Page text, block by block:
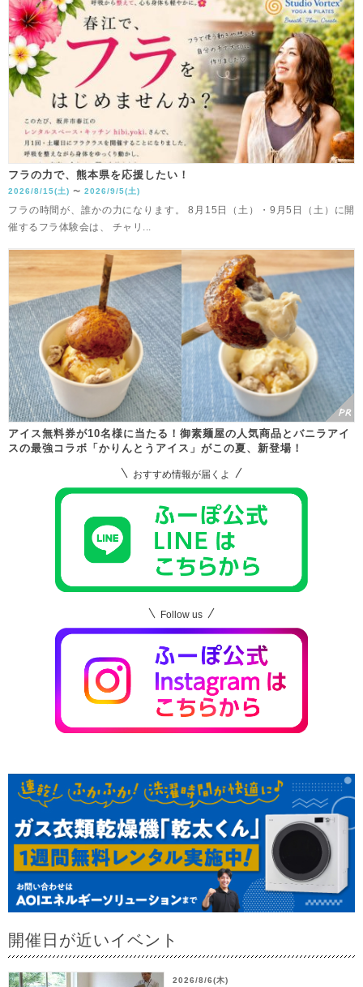
フラの力で、熊本県を応援したい！
2026/8/15(土) 〜 2026/9/5(土)
フラの時間が、誰かの力になります。 8月15日（土）・9月5日（土）に開
催するフラ体験会は、 チャリ...
アイス無料券が10名様に当たる！御素麺屋の人気商品とバニラアイ
スの最強コラボ「かりんとうアイス」がこの夏、新登場！
おすすめ情報が届くよ
Follow us
開催日が近いイベント
2026/8/6(木)